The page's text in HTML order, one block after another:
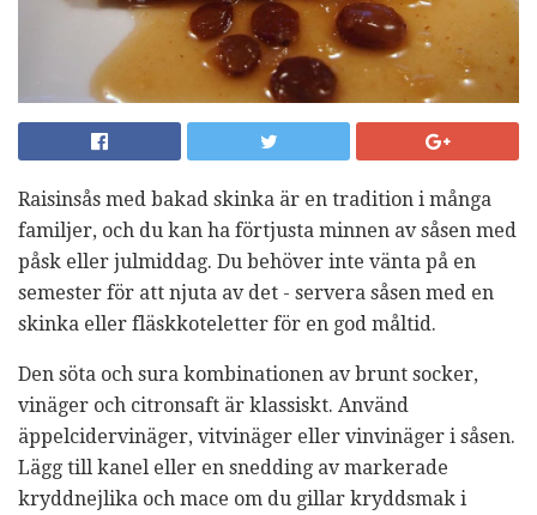
Raisinsås med bakad skinka är en tradition i många
familjer, och du kan ha förtjusta minnen av såsen med
påsk eller julmiddag. Du behöver inte vänta på en
semester för att njuta av det - servera såsen med en
skinka eller fläskkoteletter för en god måltid.
Den söta och sura kombinationen av brunt socker,
vinäger och citronsaft är klassiskt. Använd
äppelcidervinäger, vitvinäger eller vinvinäger i såsen.
Lägg till kanel eller en snedding av markerade
kryddnejlika och mace om du gillar kryddsmak i